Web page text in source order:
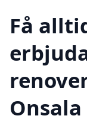
Få
Onsala